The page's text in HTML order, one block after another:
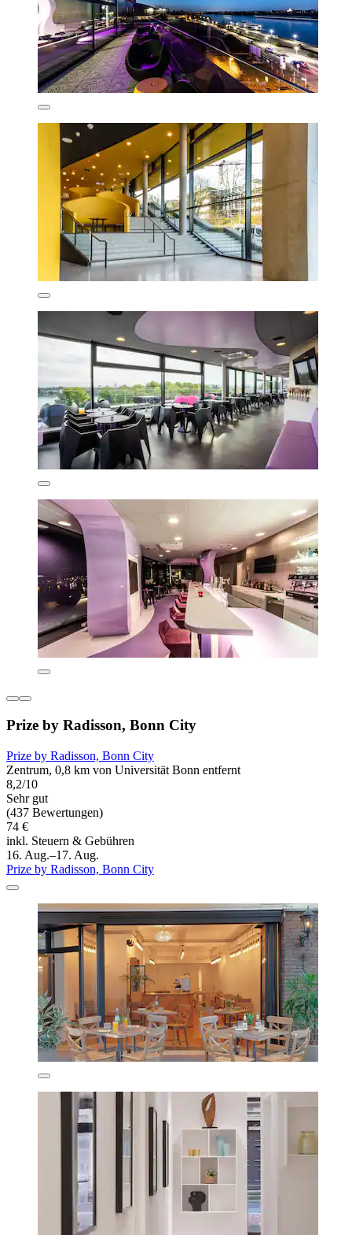
Prize by Radisson, Bonn City
Prize by Radisson, Bonn City
Zentrum, 0,8 km von Universität Bonn entfernt
8,2/10
Sehr gut
(437 Bewertungen)
74 €
inkl. Steuern & Gebühren
16. Aug.–17. Aug.
Prize by Radisson, Bonn City